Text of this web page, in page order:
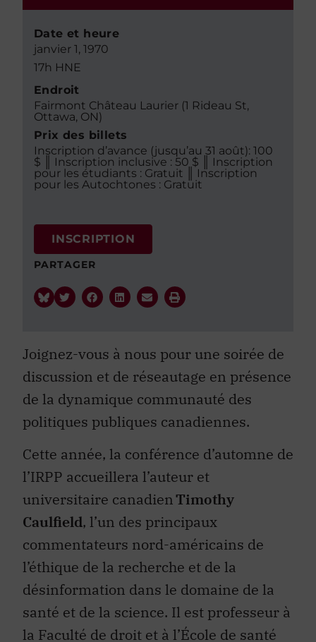
Joignez-vous à nous pour une soirée de
discussion et de réseautage en présence
de la dynamique communauté des
politiques publiques canadiennes.
Cette année, la conférence d’automne de
l’IRPP accueillera l’auteur et
universitaire canadienTimothy
Caulfield, l’un des principaux
commentateurs nord-américains de
l’éthique de la recherche et de la
désinformation dans le domaine de la
santé et de la science. Il est professeur à
la Faculté de droit et à l’École de santé
Date et heure
janvier 1, 1970
17h HNE
Endroit
Fairmont Château Laurier (1 Rideau St,
Ottawa, ON)
Prix des billets
Inscription d’avance (jusqu’au 31 août): 100
$ ║ Inscription inclusive : 50 $ ║ Inscription
pour les étudiants : Gratuit ║ Inscription
pour les Autochtones : Gratuit
INSCRIPTION
PARTAGER